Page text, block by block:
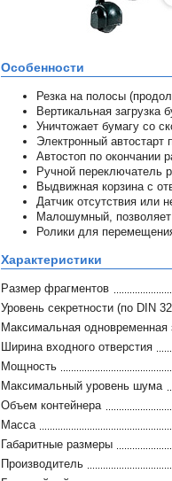
Особенности
Резка на полосы
Вертикальная загрузка
Уничтожает бумагу со
Электронный автостарт
Автостоп по окончании
Ручной переключатель
Выдвижная корзина с
Датчик отсутствия или
Малошумный, позволяет
Ролики для
Характеристики
Размер фрагментов
Уровень секретности (по DIN
Максимальная одновременная
Ширина входного отверстия
Мощность
Максимальный уровень шума
Объем контейнера
Масса
Габаритные размеры
Производитель